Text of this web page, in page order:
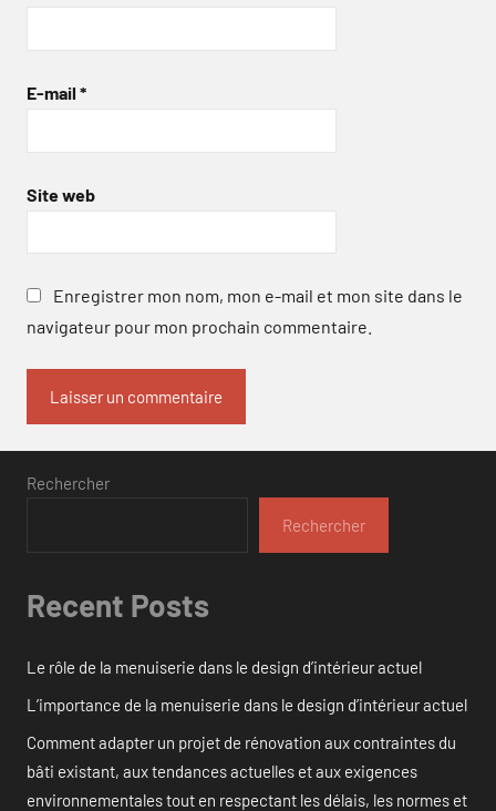
E-mail *
Site web
Enregistrer mon nom, mon e-mail et mon site dans le
navigateur pour mon prochain commentaire.
Rechercher
Rechercher
Recent Posts
Le rôle de la menuiserie dans le design d’intérieur actuel
L’importance de la menuiserie dans le design d’intérieur actuel
Comment adapter un projet de rénovation aux contraintes du
bâti existant, aux tendances actuelles et aux exigences
environnementales tout en respectant les délais, les normes et